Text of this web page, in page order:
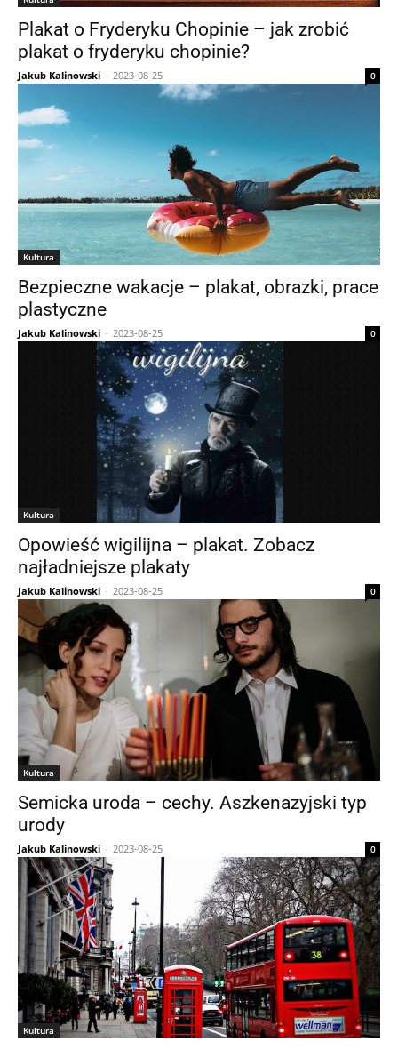
Plakat o Fryderyku Chopinie – jak zrobić
plakat o fryderyku chopinie?
Jakub Kalinowski - 2023-08-25 0
Kultura
Bezpieczne wakacje – plakat, obrazki, prace
plastyczne
Jakub Kalinowski - 2023-08-25 0
Kultura
Opowieść wigilijna – plakat. Zobacz
najładniejsze plakaty
Jakub Kalinowski - 2023-08-25 0
Kultura
Semicka uroda – cechy. Aszkenazyjski typ
urody
Jakub Kalinowski - 2023-08-25 0
Kultura